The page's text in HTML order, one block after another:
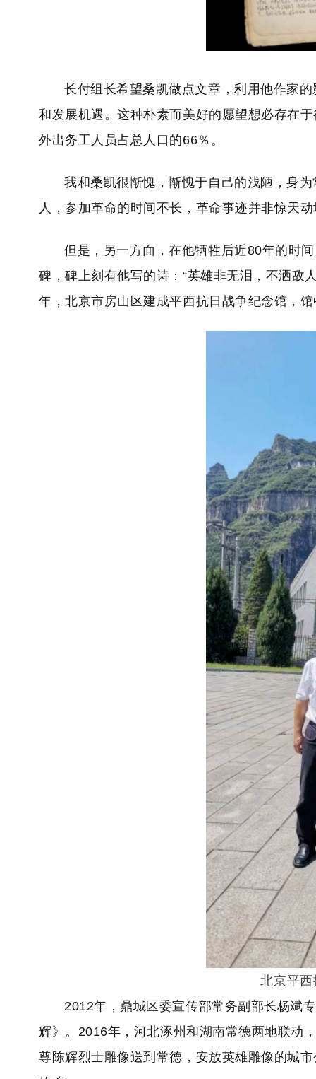
长付组长希望桑凯做点文章，利用他作家
和发展机遇。这种朴素而美好的愿望想必存在
外出务工人员占总人口的66％。
我和桑凯很惭愧，惭愧于自己的浅陋，身
人，参加革命的时间不长，革命事迹并非惊天
但是，另一方面，在他牺牲后近80年的时
碑，碑上刻有他写的诗：“英雄非无泪，不洒敌
年，北京市房山区建成平西抗日战争纪念馆，
北京平
2012年，鼎城区委宣传部常务副部长杨斌
辉》。2016年，河北涿州和湖南常德两地联动
尊陈辉烈士雕像送到常德，安放英雄雕像的城